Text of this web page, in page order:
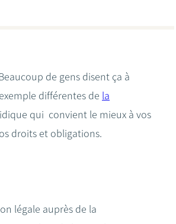
de gens disent ça à
différentes de la
qui convient le mieux à vos
droits et obligations.
légale auprès de la